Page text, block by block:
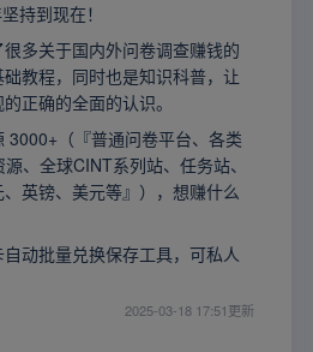
持到现在！
多关于国内外问卷调查赚钱的
教程，同时也是知识科普，让
正确的全面的认识。
3000+（『普通问卷平台、各类
、全球CINT系列站、任务站、
英镑、美元等』），想赚什么
动批量兑换保存工具，可私人
2025-03-18 17:51更新